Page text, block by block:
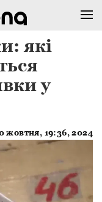
які
у
жовтня, 19:36, 2024